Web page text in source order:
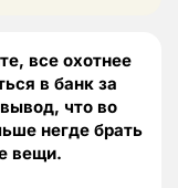
все охотнее
в банк за
что во
негде брать
вещи.